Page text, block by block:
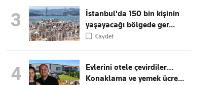
3
İstanbul'da 150 bin kişinin
yaşayacağı bölgede ger...
Kaydet
4
Evlerini otele çevirdiler…
Konaklama ve yemek ücre...